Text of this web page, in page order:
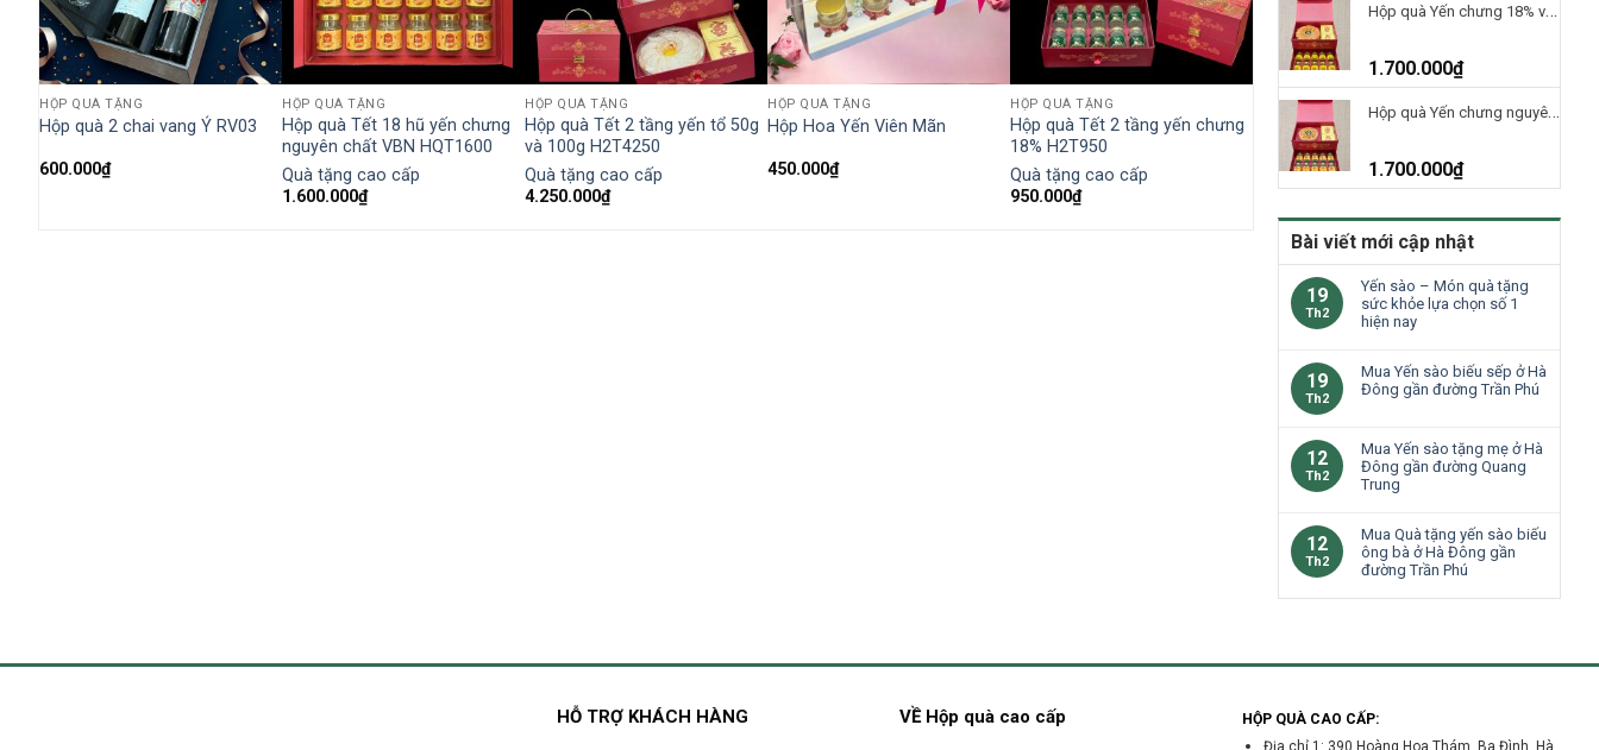
Hộp quà Yến chưng 18% và nấm ĐTHT 100g-H2T1700
1.700.000₫
Hộp quà Yến chưng nguyên chất và nấm ĐTHT 50g-H2T1700
1.700.000₫
Bài viết mới cập nhật
19
Th2
Yến sào – Món quà tặng
sức khỏe lựa chọn số 1
hiện nay
19
Th2
Mua Yến sào biếu sếp ở Hà
Đông gần đường Trần Phú
12
Th2
Mua Yến sào tặng mẹ ở Hà
Đông gần đường Quang
Trung
12
Th2
Mua Quà tặng yến sào biếu
ông bà ở Hà Đông gần
đường Trần Phú
HỘP QUÀ TẶNG
Hộp quà 2 chai vang Ý RV03
600.000₫
HỘP QUÀ TẶNG
Hộp quà Tết 18 hũ yến chưng
nguyên chất VBN HQT1600
Quà tặng cao cấp
1.600.000₫
HỘP QUÀ TẶNG
Hộp quà Tết 2 tầng yến tổ 50g
và 100g H2T4250
Quà tặng cao cấp
4.250.000₫
HỘP QUÀ TẶNG
Hộp Hoa Yến Viên Mãn
450.000₫
HỘP QUÀ TẶNG
Hộp quà Tết 2 tầng yến chưng
18% H2T950
Quà tặng cao cấp
950.000₫
HỖ TRỢ KHÁCH HÀNG VỀ Hộp quà cao cấp
HỘP QUÀ CAO CẤP:
Địa chỉ 1: 390 Hoàng Hoa Thám, Ba Đình, Hà